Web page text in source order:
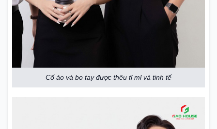
Cố áo và bo tay được thêu tỉ mỉ và tinh tế